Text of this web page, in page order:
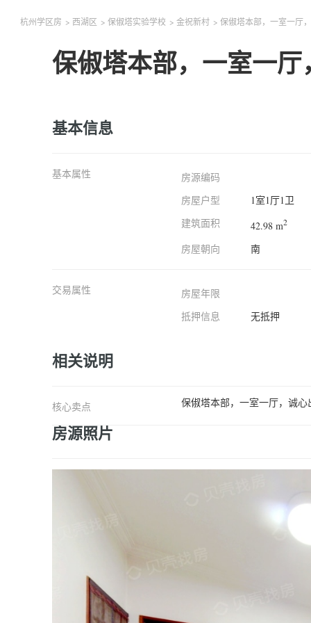
杭州学区房 > 西湖区 >保俶塔实验学校 >金祝新村 >保俶塔本部，一室一厅
保俶塔本部，一室一
基本信息
基本属性
房源编码
房屋户型
1室1厅1卫
建筑面积
42.98 m2
房屋朝向 南
交易属性
房屋年限
抵押信息
无抵押
相关说明
核心卖点 保俶塔本部，一室一厅，诚心
房源照片